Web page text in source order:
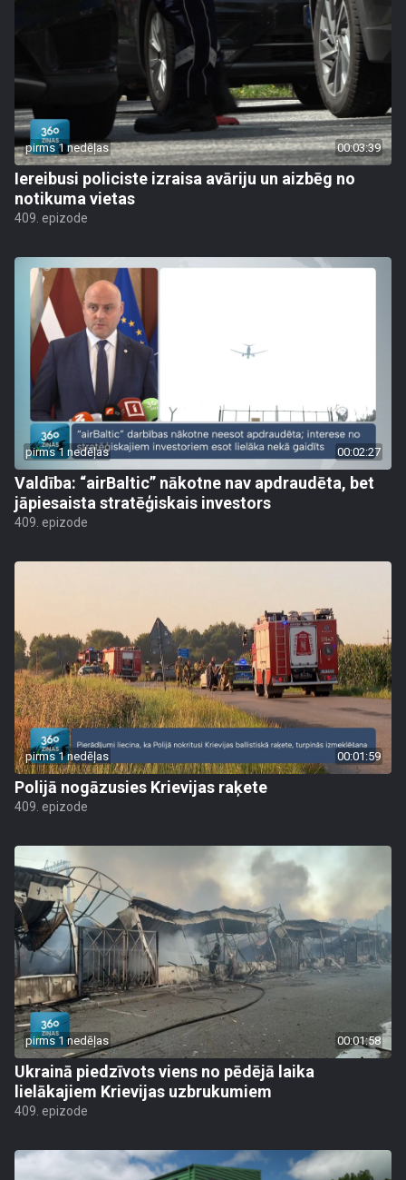
pirms 1 nedēļas 00:03:39
Iereibusi policiste izraisa avāriju un aizbēg no
notikuma vietas
409. epizode
pirms 1 nedēļas 00:02:27
Valdība: “airBaltic” nākotne nav apdraudēta, bet
jāpiesaista stratēģiskais investors
409. epizode
pirms 1 nedēļas 00:01:59
Polijā nogāzusies Krievijas raķete
409. epizode
pirms 1 nedēļas 00:01:58
Ukrainā piedzīvots viens no pēdējā laika
lielākajiem Krievijas uzbrukumiem
409. epizode